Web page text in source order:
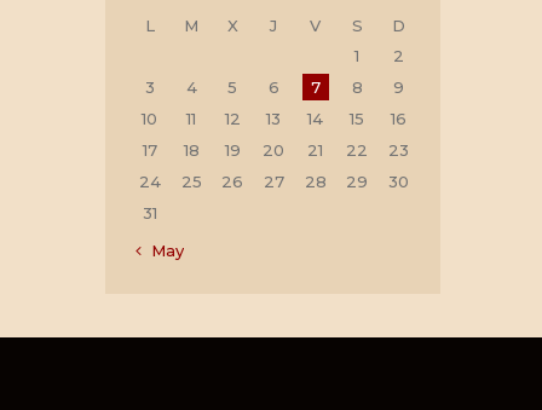
L
M X J V S
D
1
2
3
4 5 6 7 8
9
10
11 12 13 14 15
16
17
18 19 20 21 22
23
24
25 26 27 28 29
30
31
« May